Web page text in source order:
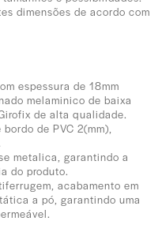
dimensões de acordo com
espessura de 18mm
melaminico de baixa
de alta qualidade.
de PVC 2(mm),
metalica, garantindo a
do produto.
acabamento em
a pó, garantindo uma